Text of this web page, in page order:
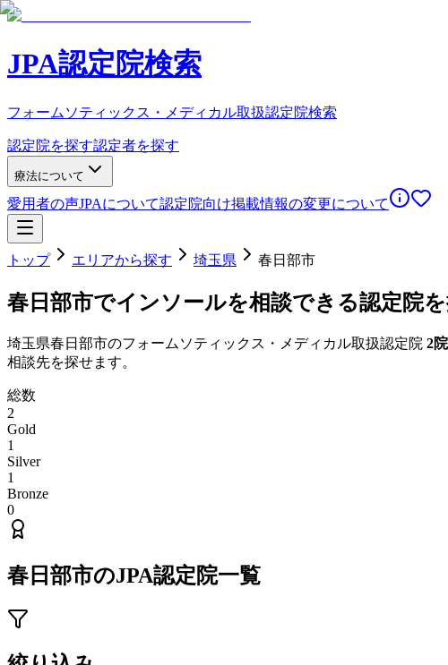
JPA認定院検索
フォームソティックス・メディカル取扱認定院検索
認定院を探す認定者を探す
療法について
愛用者の声JPAについて認定院向け掲載情報の変更について
トップ エリアから探す 埼玉県 春日部市
春日部市でインソールを相談できる認定院
埼玉県春日部市のフォームソティックス・メディカル取扱認定院 2院
相談先を探せます。
総数
2
Gold
1
Silver
1
Bronze
0
春日部市のJPA認定院一覧